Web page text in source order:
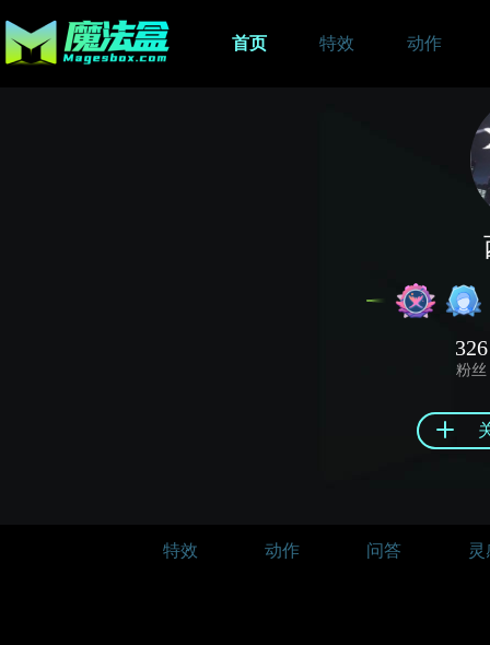
首页 特效 动作
326
粉丝
特效 动作 问答 灵